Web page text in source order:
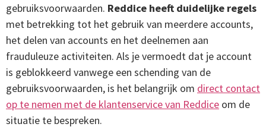
gebruiksvoorwaarden. Reddice heeft duidelijke regels
met betrekking tot het gebruik van meerdere accounts,
het delen van accounts en het deelnemen aan
frauduleuze activiteiten. Als je vermoedt dat je account
is geblokkeerd vanwege een schending van de
gebruiksvoorwaarden, is het belangrijk om direct contact
op te nemen met de klantenservice van Reddice om de
situatie te bespreken.